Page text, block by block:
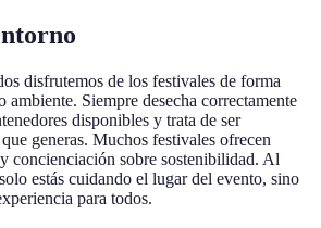
disfrutemos de los festivales de forma
ambiente. Siempre desecha correctamente
disponibles y trata de ser
generas. Muchos festivales ofrecen
concienciación sobre sostenibilidad. Al
estás cuidando el lugar del evento, sino
para todos.